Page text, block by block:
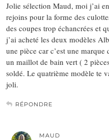
Jolie sélection Maud, moi j’ai
rejoins pour la forme des
des coupes trop échancrées et
j’ai acheté les deux modèles
une pièce car c’est une
un maillot de bain vert ( 2
soldé. Le quatrième modèle te
joli.
RÉPONDRE
MAUD